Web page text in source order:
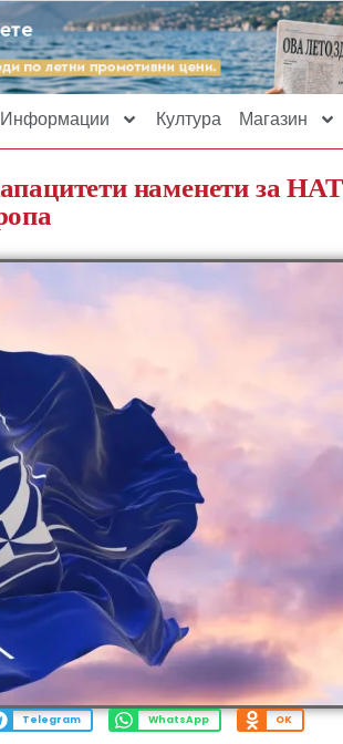
Информации Култура Магазин
наменети за
Telegram WhatsApp OK